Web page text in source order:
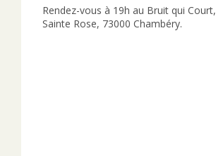
Rendez-vous à 19h au Bruit qui
Sainte Rose, 73000 Chambéry.